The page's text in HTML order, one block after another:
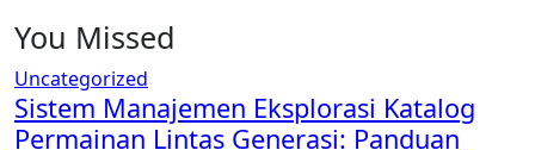
You Missed
Uncategorized
Sistem Manajemen Eksplorasi Katalog
Permainan Lintas Generasi: Panduan